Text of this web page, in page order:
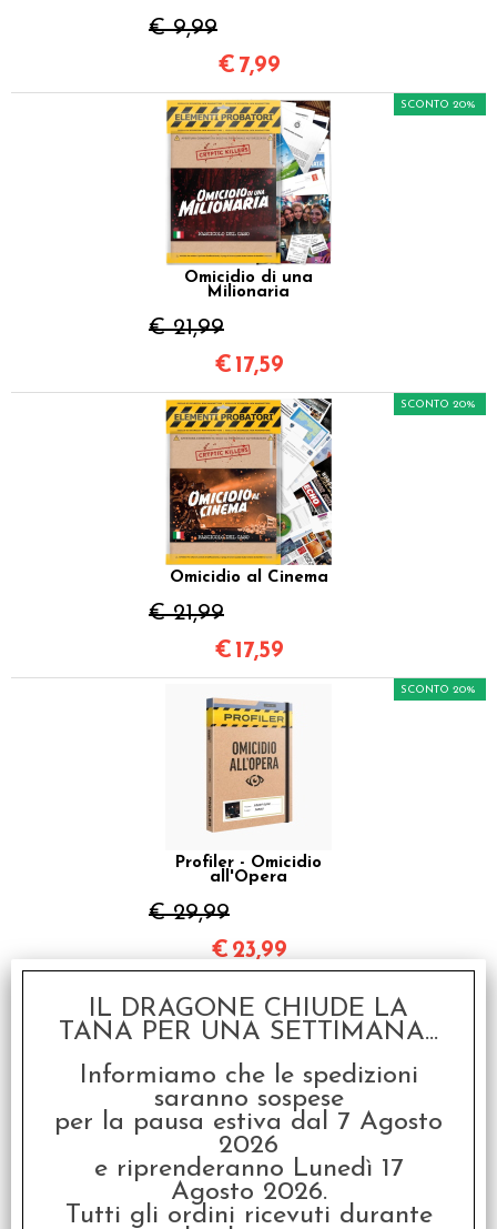
€ 9,99
€ 7,99
Omicidio di una
Milionaria
€ 21,99
SCONTO 20%
€ 17,59
Omicidio al Cinema
€ 21,99
SCONTO 20%
€ 17,59
Profiler - Omicidio
all'Opera
€ 29,99
SCONTO 20%
€ 23,99
Profiler - Tragedia a
Mykonos
€ 29,99
IL DRAGONE CHIUDE LA
TANA PER UNA SETTIMANA...
Informiamo che le spedizioni
saranno sospese
per la pausa estiva dal 7 Agosto
2026
e riprenderanno Lunedì 17
Agosto 2026.
Tutti gli ordini ricevuti durante